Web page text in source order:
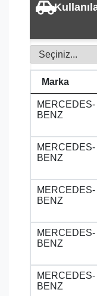
Marka
MERCEDES-
BENZ
MERCEDES-
BENZ
MERCEDES-
BENZ
MERCEDES-
BENZ
MERCEDES-
BENZ